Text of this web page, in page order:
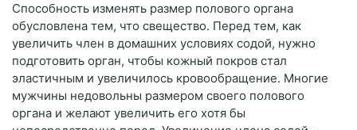
Способность изменять размер полового органа
обусловлена тем, что свещество. Перед тем, как
увеличить член в домашних условиях содой, нужно
подготовить орган, чтобы кожный покров стал
эластичным и увеличилось кровообращение. Многие
мужчины недовольны размером своего полового
органа и желают увеличить его хотя бы